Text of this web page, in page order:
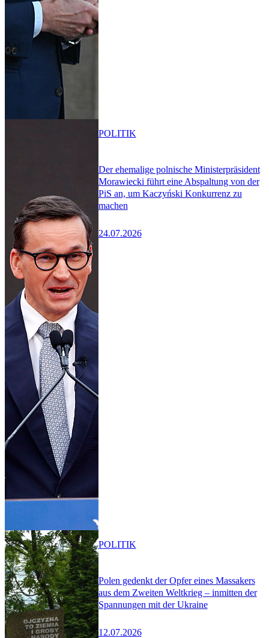
Der ehemalige polnische Ministerpräsident
Morawiecki führt eine Abspaltung von der
PiS an, um Kaczyński Konkurrenz zu
machen
24.07.2026
POLITIK
Polen gedenkt der Opfer eines Massakers
aus dem Zweiten Weltkrieg – inmitten der
Spannungen mit der Ukraine
12.07.2026
POLITIK